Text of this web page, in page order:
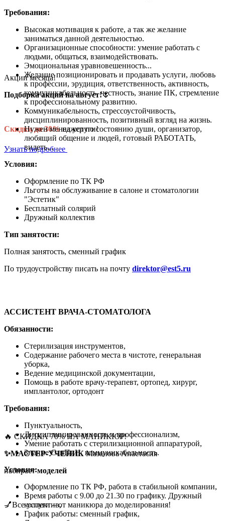
Акции месяца!
Подборка акций на август!🌷
Скидки до 30%на услуги!
Узнать подробнее
🔥 СКИДКА 70% НА МАНИКЮР!
✨МАСТЕР-УЧЕНИКМазанова Анастасия
набираетмоделей
💅Все услуги – от маникюра до моделирования!
Требования:
Высокая мотивация к работе, а так же желание
заниматься данной деятельностью.
Организационные способности: умение работать с
людьми, общаться, взаимодействовать.
Эмоциональная уравновешенность...
Желание позиционировать и продавать услуги, любовь
к профессии, эрудиция, ответственность, активность,
коммуникабельность, честность, знание ПК, стремление
к профессиональному развитию.
Коммуникабельность, стрессоустойчивость,
дисциплинированность, позитивный взгляд на жизнь.
Нужен менеджер по состоянию души, организатор,
любящий общение и людей, готовый РАБОТАТЬ,
видеть...
Условия:
Оформление по ТК РФ
Льготы на обслуживание в салоне и стоматологии
"Эстетик"
Бесплатный солярий
Дружный коллектив
Тип занятости:
Полная занятость, сменный график
По трудоустройству писать на почту direktor@est5.ru
АССИСТЕНТ ВРАЧА-СТОМАТОЛОГА
Обязанности:
Стерилизация инструментов,
Содержание рабочего места в чистоте, генеральная
уборка,
Ведение медицинской документации,
Помощь в работе врачу-терапевт, ортопед, хирург,
имплантолог, ортодонт
Требования:
Пунктуальность,
Дисциплинированность и профессионализм,
Умение работать с стерилизационной аппаратурой,
Знание СанПиН, коммуникабельность.
Условия:
Оформление по ТК РФ, работа в стабильной компании,
Время работы с 9.00 до 21.30 по графику. Дружный
коллектив,
График работы: сменный график,